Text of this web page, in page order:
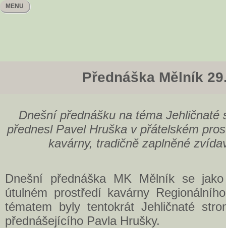
MENU
Přednáška Mělník
Dnešní přednášku na téma Jehličnaté
přednesl Pavel Hruška v přátelském
kavárny, tradičně zaplněné
Dnešní přednáška MK Mělník se
útulném prostředí kavárny
tématem byly tentokrát Jehličnaté
přednášejícího Pavla Hrušky.